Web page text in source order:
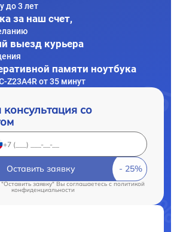
до 3 лет
за наш счет,
выезд курьера
памяти ноутбука
Z23A4R от 35 минут
со
Оставить заявку
заявку" Вы соглашаетесь c политикой
конфиденциальности